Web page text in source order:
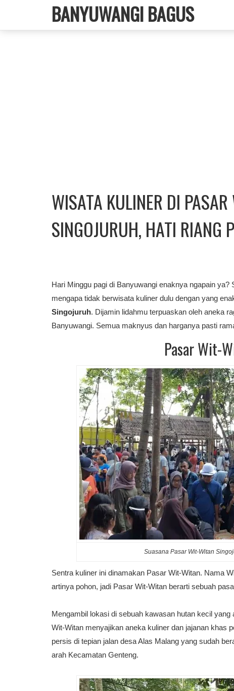
BANYUWANGI BAGUS
WISATA KULINER DI
SINGOJURUH, HATI RIANG
Hari Minggu pagi di Banyuwangi enaknya ngapain ya?
mengapa tidak berwisata kuliner dulu dengan yang
Singojuruh. Dijamin lidahmu terpuaskan oleh aneka
Banyuwangi. Semua maknyus dan harganya pasti
Pasar Wit-
Suasana Pasar Wit-Witan
Sentra kuliner ini dinamakan Pasar Wit-Witan. Nama
artinya pohon, jadi Pasar Wit-Witan berarti sebuah
Mengambil lokasi di sebuah kawasan hutan kecil
Wit-Witan menyajikan aneka kuliner dan jajanan khas
persis di tepian jalan desa Alas Malang yang sudah
arah Kecamatan Genteng.